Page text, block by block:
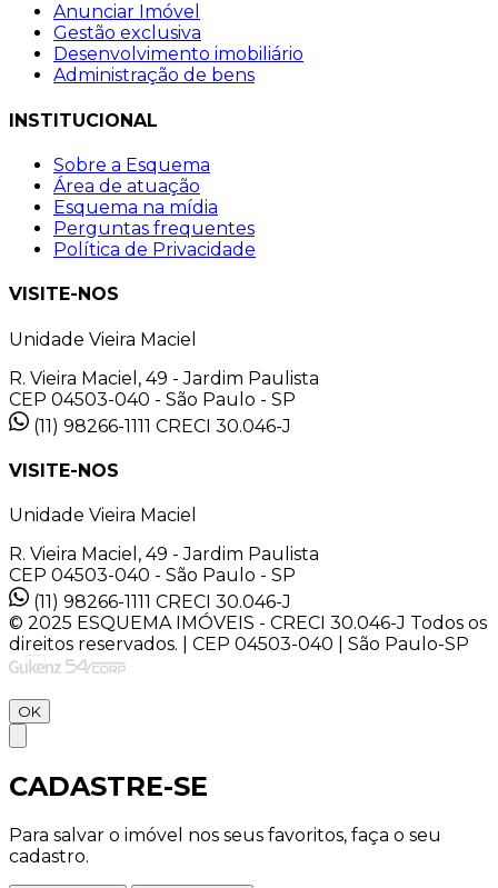
Anunciar Imóvel
Gestão exclusiva
Desenvolvimento imobiliário
Administração de bens
INSTITUCIONAL
Sobre a Esquema
Área de atuação
Esquema na mídia
Perguntas frequentes
Política de Privacidade
VISITE-NOS
Unidade Vieira Maciel
R. Vieira Maciel, 49 - Jardim Paulista
CEP 04503-040 - São Paulo - SP
(11) 98266-1111 CRECI 30.046-J
VISITE-NOS
Unidade Vieira Maciel
R. Vieira Maciel, 49 - Jardim Paulista
CEP 04503-040 - São Paulo - SP
(11) 98266-1111 CRECI 30.046-J
© 2025 ESQUEMA IMÓVEIS - CRECI 30.046-J Todos os
direitos reservados. | CEP 04503-040 | São Paulo-SP
OK
CADASTRE-SE
Para salvar o imóvel nos seus favoritos, faça o seu
cadastro.